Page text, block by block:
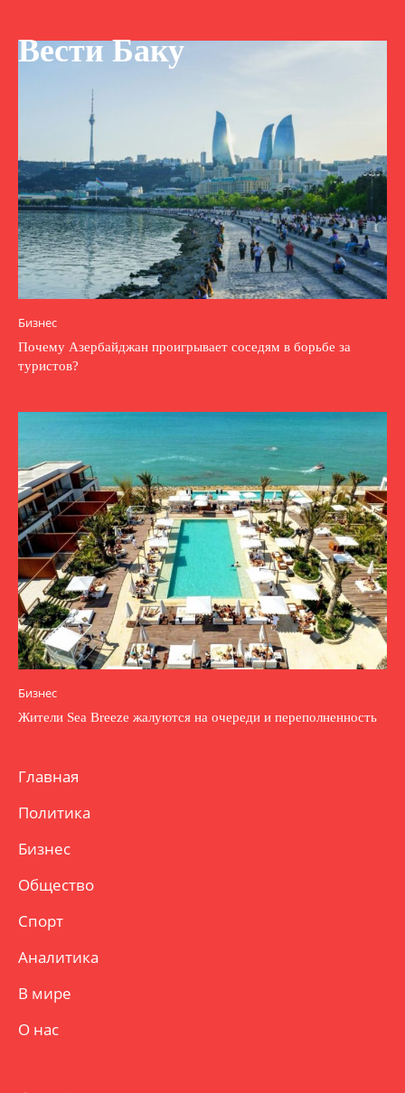
Вести Баку
Бизнес
Почему Азербайджан проигрывает соседям в борьбе за
туристов?
Бизнес
Жители Sea Breeze жалуются на очереди и переполненность
Главная
Политика
Бизнес
Общество
Спорт
Аналитика
В мире
О нас